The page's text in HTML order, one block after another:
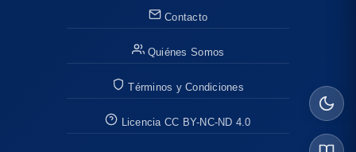
Contacto
Quiénes Somos
Términos y Condiciones
Licencia CC BY-NC-ND 4.0